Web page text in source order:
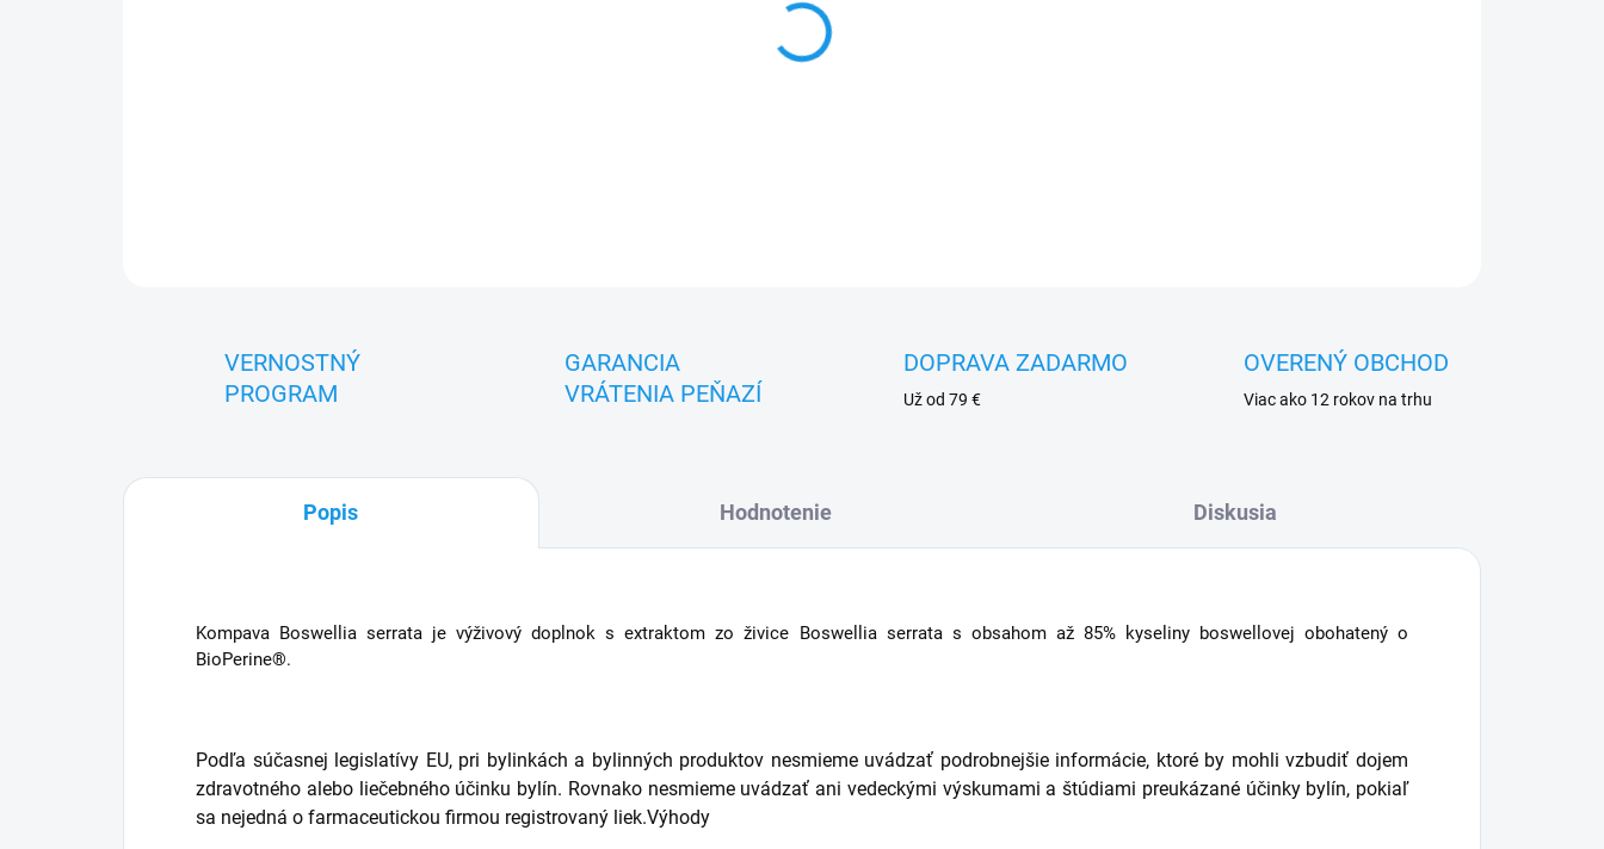
VERNOSTNÝ
PROGRAM
GARANCIA
VRÁTENIA PEŇAZÍ
DOPRAVA ZADARMO
Už od 79 €
OVERENÝ OBCHOD
Viac ako 12 rokov na trhu
Popis Hodnotenie Diskusia
Kompava Boswellia serrata je výživový doplnok s extraktom zo živice Boswellia serrata s obsahom až 85% kyseliny boswellovej obohatený o
BioPerine®.
Podľa súčasnej legislatívy EU, pri bylinkách a bylinných produktov nesmieme uvádzať podrobnejšie informácie, ktoré by mohli vzbudiť dojem
zdravotného alebo liečebného účinku bylín. Rovnako nesmieme uvádzať ani vedeckými výskumami a štúdiami preukázané účinky bylín, pokiaľ
sa nejedná o farmaceutickou firmou registrovaný liek.Výhody